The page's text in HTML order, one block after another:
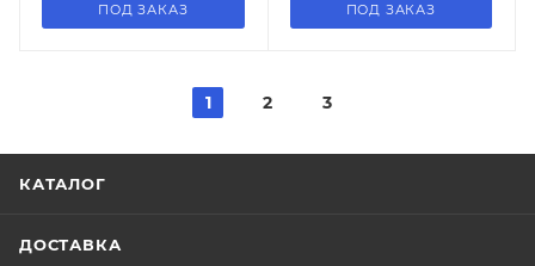
ПОД ЗАКАЗ ПОД ЗАКАЗ
1 2 3
КАТАЛОГ
ДОСТАВКА